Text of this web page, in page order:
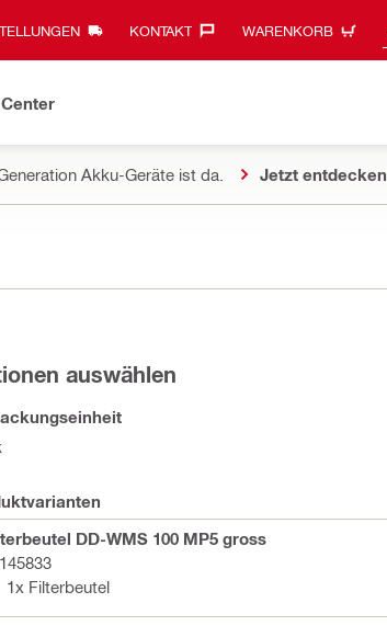
KONTAKT‎ WARENKORB
Akku-Geräte ist da. Jetzt entdecken
auswählen
DD-WMS 100 MP5 gross
1x Filterbeutel